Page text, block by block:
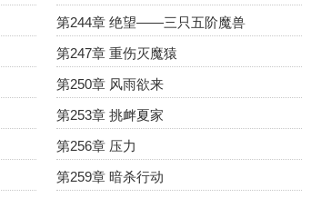
第244章 绝望——三只五阶魔兽
第247章 重伤灭魔猿
第250章 风雨欲来
第253章 挑衅夏家
第256章 压力
第259章 暗杀行动